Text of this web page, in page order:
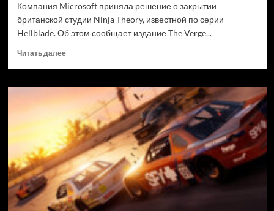
Компания Microsoft приняла решение о закрытии
британской студии Ninja Theory, известной по серии
Hellblade. Об этом сообщает издание The Verge...
Читать далееПрочитать
The
Microsoft
закрывает
студию
Ninja
Theory
после
анонса
Senua